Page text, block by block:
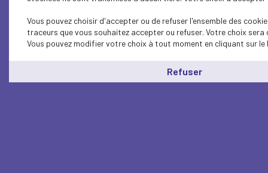
Vous pouvez choisir d'accepter ou de refuser l'ensemble des
traceurs que vous souhaitez accepter ou refuser. Votre choix
Vous pouvez modifier votre choix à tout moment en cliquant sur le
Refuser